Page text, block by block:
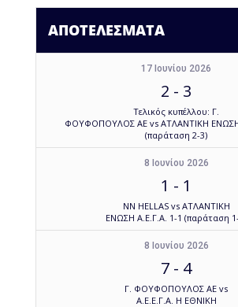
ΑΠΟΤΕΛΕΣΜΑΤΑ
17 Ιουνίου 2026
2 - 3
Τελικός κυπέλλου: Γ.
ΦΟΥΦΟΠΟΥΛΟΣ ΑΕ vs ΑΤΛΑΝΤΙΚΗ ΕΝΩΣΗ
(παράταση 2-3)
8 Ιουνίου 2026
1 - 1
NN HELLAS vs ΑΤΛΑΝΤΙΚΗ
ΕΝΩΣΗ Α.Ε.Γ.Α. 1-1 (παράταση
8 Ιουνίου 2026
7 - 4
Γ. ΦΟΥΦΟΠΟΥΛΟΣ ΑΕ vs
Α.Ε.Ε.Γ.Α. Η ΕΘΝΙΚΗ